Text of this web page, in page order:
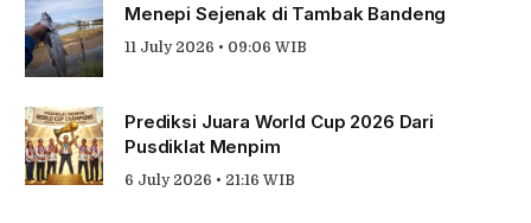
Menepi Sejenak di Tambak Bandeng
11 July 2026 • 09:06 WIB
Prediksi Juara World Cup 2026 Dari
Pusdiklat Menpim
6 July 2026 • 21:16 WIB